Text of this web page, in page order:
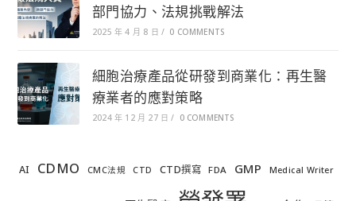
部門協力、法規挑戰解法
2025 年 4 月 8 日 / 0 COMMENTS
細胞治療產品從研發到商業化：再生醫
療業者的應對策略
2024 年 12 月 27 日 / 0 COMMENTS
AI CDMO CMC法規 CTD CTD撰寫 FDA GMP Medical Writer